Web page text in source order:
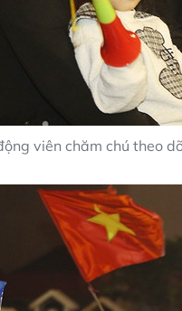
viên chăm chú theo